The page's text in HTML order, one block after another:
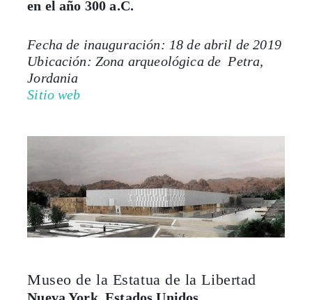
Fecha de inauguración: 18 de abril de 2019
Jordania
Sitio web